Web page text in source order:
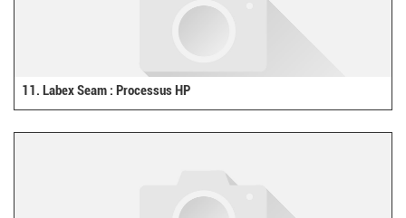
11. Labex Seam : Processus HP